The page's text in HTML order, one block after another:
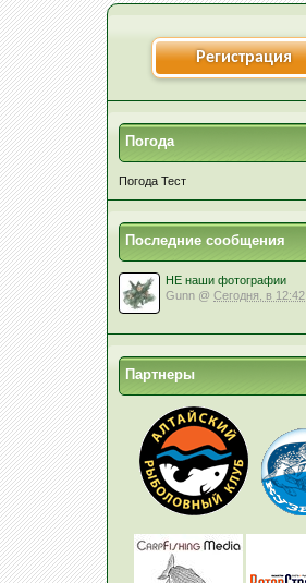
Регистрация
Погода
Погода Тест
Последние сообщения
НЕ наши фотографии
Gunn @ Сегодня, в 12:42
Партнеры